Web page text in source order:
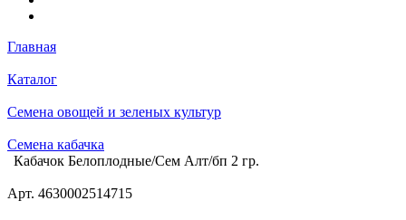
Главная
Каталог
Семена овощей и зеленых культур
Семена кабачка
Кабачок Белоплодные/Сем Алт/бп 2 гр.
Арт. 4630002514715